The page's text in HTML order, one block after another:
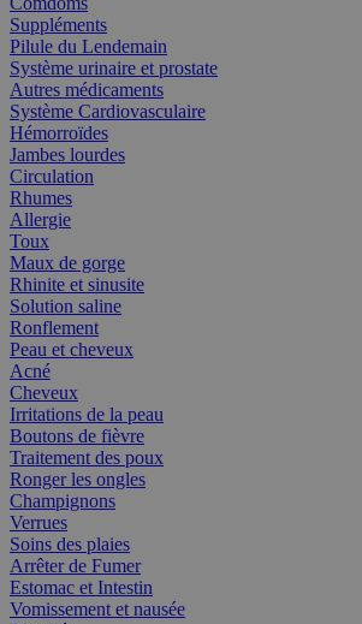
Suppléments
Pilule du Lendemain
Système urinaire et prostate
Autres médicaments
Système Cardiovasculaire
Hémorroïdes
Jambes lourdes
Circulation
Rhumes
Allergie
Toux
Maux de gorge
Rhinite et sinusite
Solution saline
Ronflement
Peau et cheveux
Acné
Cheveux
Irritations de la peau
Boutons de fièvre
Traitement des poux
Ronger les ongles
Champignons
Verrues
Soins des plaies
Arrêter de Fumer
Estomac et Intestin
Vomissement et nausée